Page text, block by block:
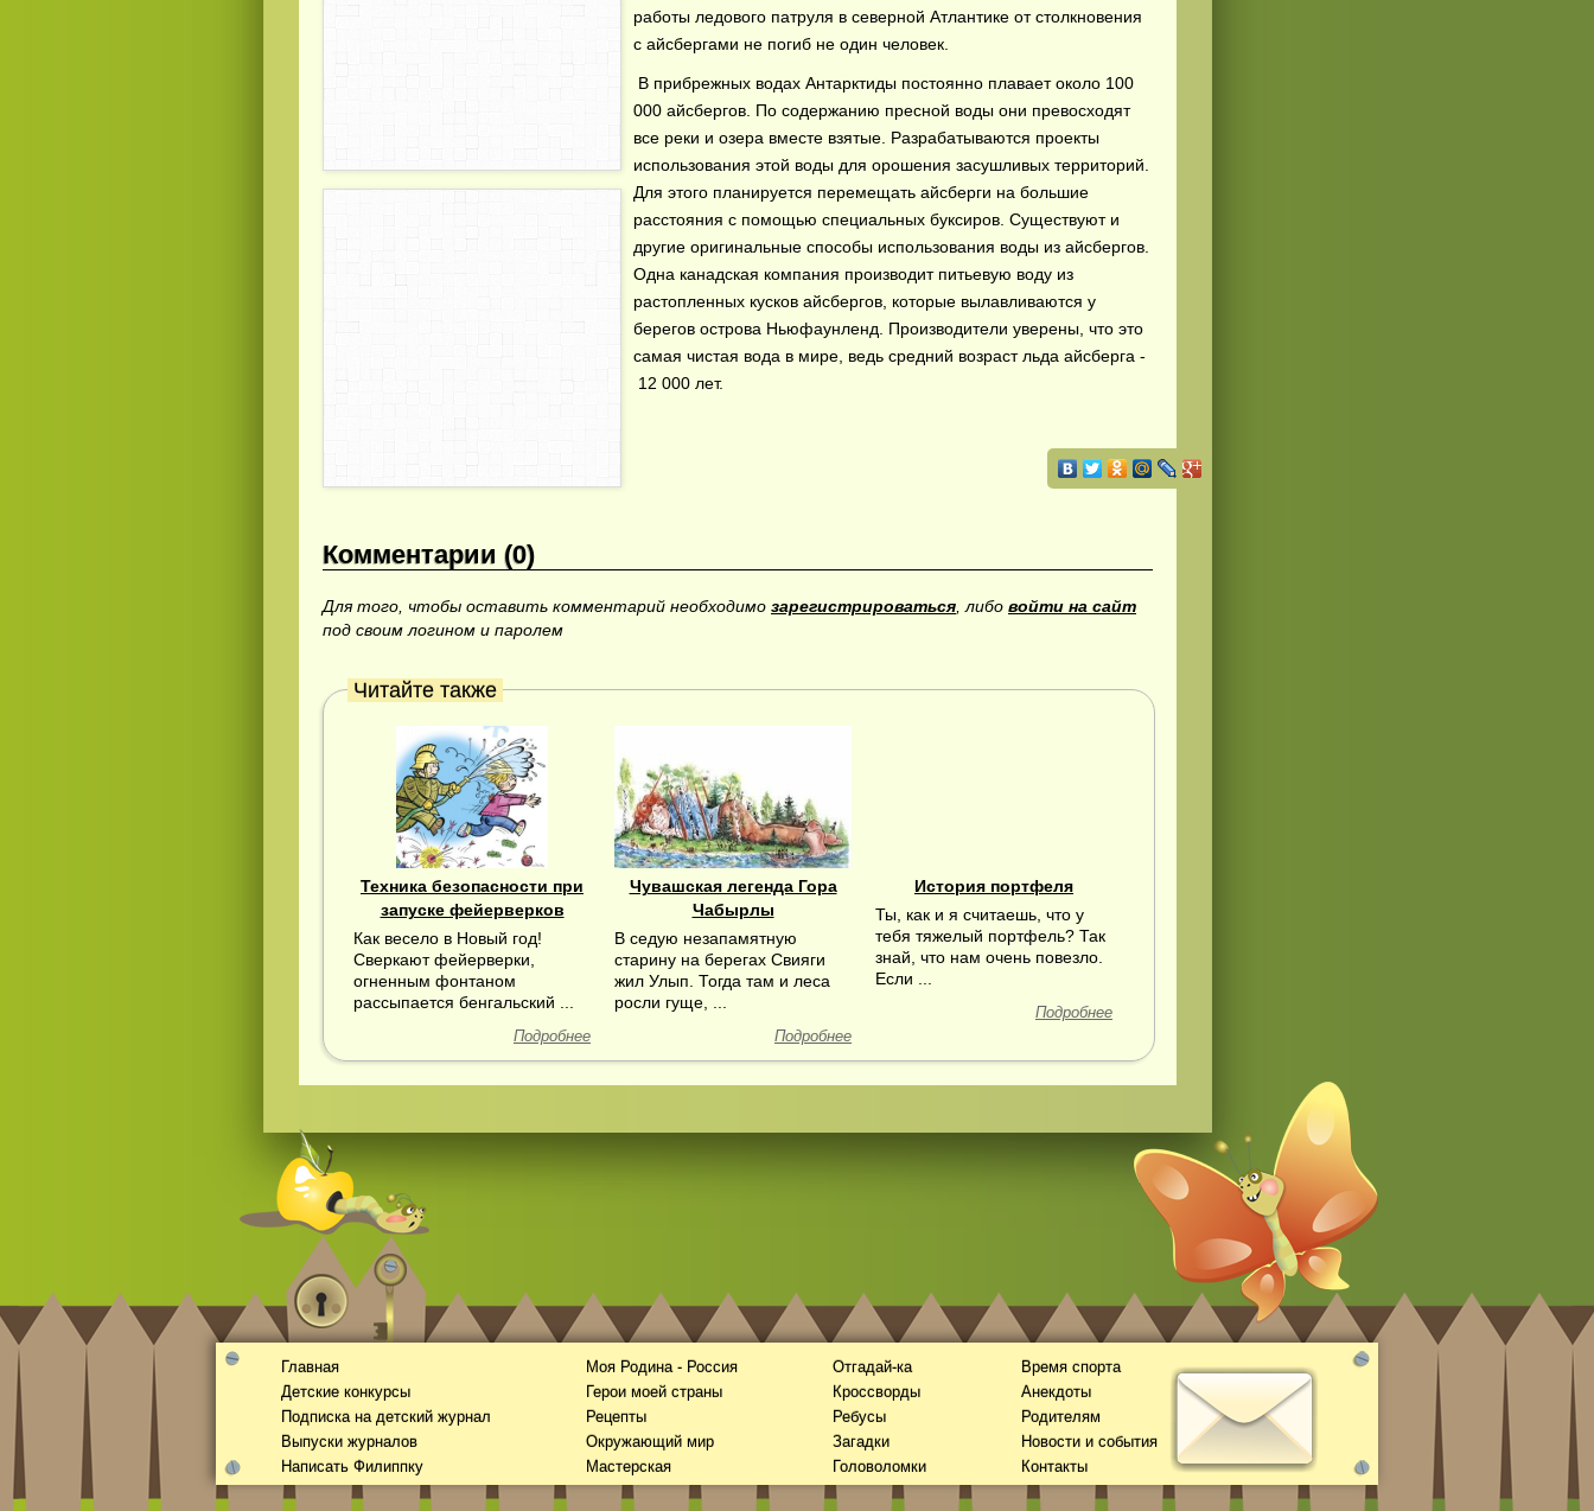
работы ледового патруля в северной Атлантике от столкновения
с айсбергами не погиб не один человек.
В прибрежных водах Антарктиды постоянно плавает около 100
000 айсбергов. По содержанию пресной воды они превосходят
все реки и озера вместе взятые. Разрабатываются проекты
использования этой воды для орошения засушливых территорий.
Для этого планируется перемещать айсберги на большие
расстояния с помощью специальных буксиров. Существуют и
другие оригинальные способы использования воды из айсбергов.
Одна канадская компания производит питьевую воду из
растопленных кусков айсбергов, которые вылавливаются у
берегов острова Ньюфаунленд. Производители уверены, что это
самая чистая вода в мире, ведь средний возраст льда айсберга -
12 000 лет.
Комментарии (0)
Для того, чтобы оставить комментарий необходимо зарегистрироваться , либо войти на сайт
под своим логином и паролем
Читайте также
Техника безопасности при
запуске фейерверков
Как весело в Новый год!
Сверкают фейерверки,
огненным фонтаном
рассыпается бенгальский ...
Подробнее
Чувашская легенда Гора
Чабырлы
В седую незапамятную
старину на берегах Свияги
жил Улып. Тогда там и леса
росли гуще, ...
Подробнее
История портфеля
Ты, как и я считаешь, что у
тебя тяжелый портфель? Так
знай, что нам очень повезло.
Если ...
Подробнее
Главная
Детские конкурсы
Подписка на детский журнал
Выпуски журналов
Написать Филиппку
Моя Родина - Россия
Герои моей страны
Рецепты
Окружающий мир
Мастерская
Отгадай-ка
Кроссворды
Ребусы
Загадки
Головоломки
Время спорта
Анекдоты
Родителям
Новости и события
Контакты